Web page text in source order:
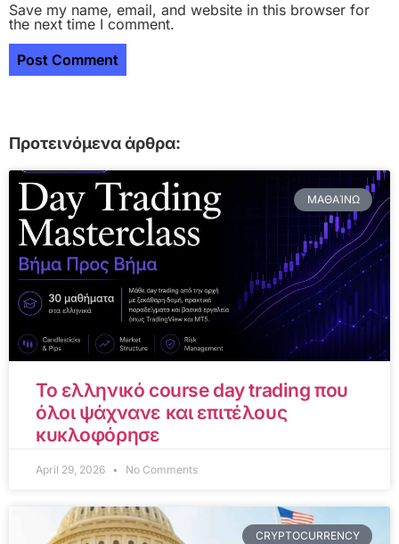
Save my name, email, and website in this browser for
the next time I comment.
Προτεινόμενα άρθρα:
ΜΑΘΑΊΝΩ
Το ελληνικό course day trading που
όλοι ψάχνανε και επιτέλους
κυκλοφόρησε
April 29, 2026 No Comments
CRYPTOCURRENCY